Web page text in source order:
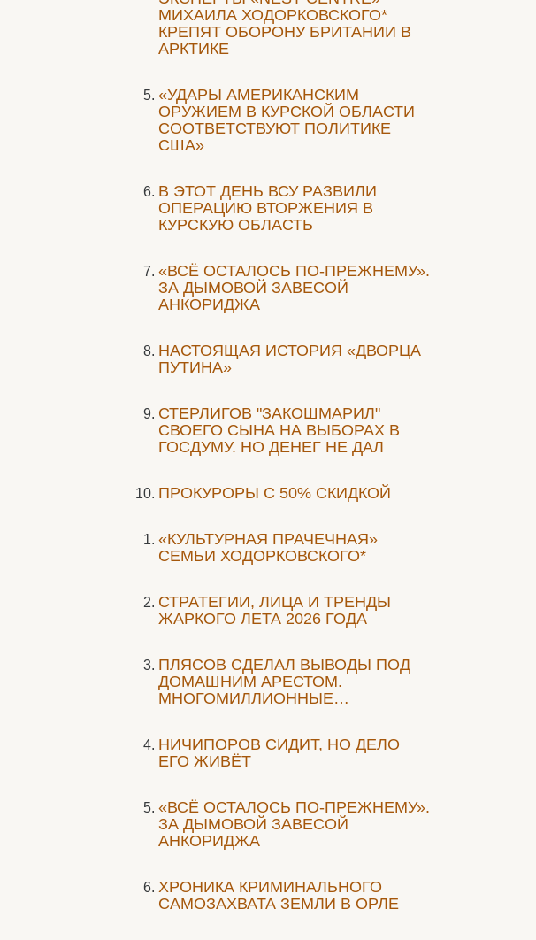
МИХАИЛА ХОДОРКОВСКОГО*
КРЕПЯТ ОБОРОНУ БРИТАНИИ В
АРКТИКЕ
«УДАРЫ АМЕРИКАНСКИМ
ОРУЖИЕМ В КУРСКОЙ ОБЛАСТИ
СООТВЕТСТВУЮТ ПОЛИТИКЕ
США»
В ЭТОТ ДЕНЬ ВСУ РАЗВИЛИ
ОПЕРАЦИЮ ВТОРЖЕНИЯ В
КУРСКУЮ ОБЛАСТЬ
«ВСЁ ОСТАЛОСЬ ПО-ПРЕЖНЕМУ».
ЗА ДЫМОВОЙ ЗАВЕСОЙ
АНКОРИДЖА
НАСТОЯЩАЯ ИСТОРИЯ «ДВОРЦА
ПУТИНА»
СТЕРЛИГОВ "ЗАКОШМАРИЛ"
СВОЕГО СЫНА НА ВЫБОРАХ В
ГОСДУМУ. НО ДЕНЕГ НЕ ДАЛ
ПРОКУРОРЫ С 50% СКИДКОЙ
«КУЛЬТУРНАЯ ПРАЧЕЧНАЯ»
СЕМЬИ ХОДОРКОВСКОГО*
СТРАТЕГИИ, ЛИЦА И ТРЕНДЫ
ЖАРКОГО ЛЕТА 2026 ГОДА
ПЛЯСОВ СДЕЛАЛ ВЫВОДЫ ПОД
ДОМАШНИМ АРЕСТОМ.
МНОГОМИЛЛИОННЫЕ…
НИЧИПОРОВ СИДИТ, НО ДЕЛО
ЕГО ЖИВЁТ
«ВСЁ ОСТАЛОСЬ ПО-ПРЕЖНЕМУ».
ЗА ДЫМОВОЙ ЗАВЕСОЙ
АНКОРИДЖА
ХРОНИКА КРИМИНАЛЬНОГО
САМОЗАХВАТА ЗЕМЛИ В ОРЛЕ